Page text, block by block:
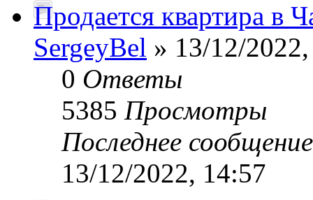
Продается квартира в
SergeyBel » 13/12/
0 Ответы
5385 Просмотры
Последнее
13/12/2022, 14:57